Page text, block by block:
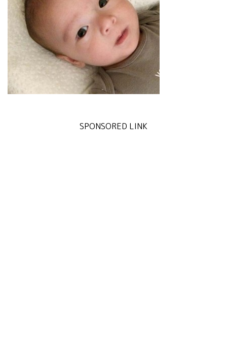
SPONSORED LINK